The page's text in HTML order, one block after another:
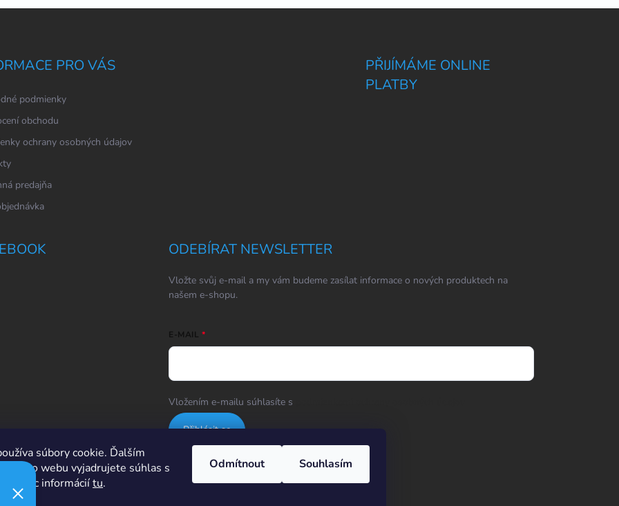
súbory cookie. Ďalším
tohto webu vyjadrujete súhlas s
Viac informáciítu.
Odmítnout Souhlasím
PRO VÁS
podmienky
obchodu
ochrany osobných údajov
predajňa
PŘIJÍMÁME ONLINE
PLATBY
ODEBÍRAT NEWSLETTER
Vložte svůj e-mail a my vám budeme zasílat informace o nových produktech na
našem e-shopu.
E-MAIL
Vložením e-mailu súhlasíte s
Přihlásit se
Hodnotenie obchodu